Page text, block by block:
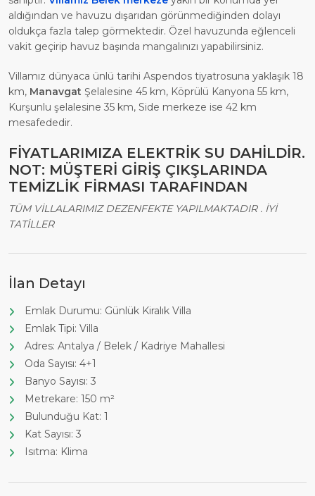
aldığından ve havuzu dışarıdan görünmediğinden dolayı
oldukça fazla talep görmektedir. Özel havuzunda eğlenceli
vakit geçirip havuz başında mangalınızı yapabilirsiniz.
Villamız dünyaca ünlü tarihi Aspendos tiyatrosuna yaklaşık 18
km, Manavgat Şelalesine 45 km, Köprülü Kanyona 55 km,
Kurşunlu şelalesine 35 km, Side merkeze ise 42 km
mesafededir.
FİYATLARIMIZA ELEKTRİK SU DAHİLDİR.
NOT: MÜŞTERİ GİRİŞ ÇIKŞLARINDA
TEMİZLİK FİRMASI TARAFINDAN
TÜM VİLLALARIMIZ DEZENFEKTE YAPILMAKTADIR . İYİ
TATİLLER
İlan Detayı
Emlak Durumu: Günlük Kiralık Villa
Emlak Tipi: Villa
Adres: Antalya / Belek / Kadriye Mahallesi
Oda Sayısı: 4+1
Banyo Sayısı: 3
Metrekare: 150 m²
Bulunduğu Kat: 1
Kat Sayısı: 3
Isıtma: Klima